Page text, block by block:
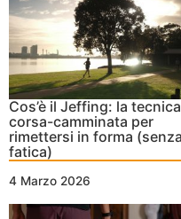
Cos’è il Jeffing: la tecnica
corsa-camminata per
rimettersi in forma (senza
fatica)
4 Marzo 2026